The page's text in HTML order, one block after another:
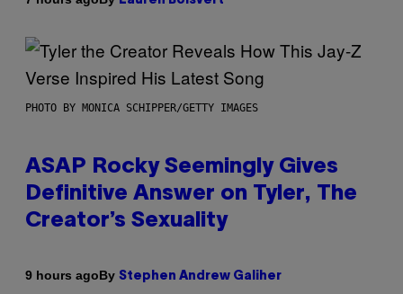
PHOTO BY MONICA SCHIPPER/GETTY IMAGES
ASAP Rocky Seemingly Gives
Definitive Answer on Tyler, The
Creator’s Sexuality
9 hours agoBy Stephen Andrew Galiher